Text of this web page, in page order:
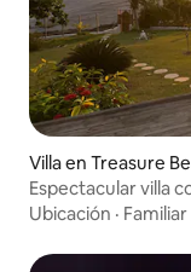
Villa en Treasure
Espectacular villa
Ubicación · Familiar